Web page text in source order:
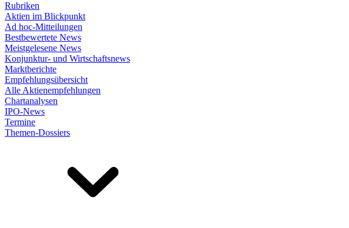
Rubriken
Aktien im Blickpunkt
Ad hoc-Mitteilungen
Bestbewertete News
Meistgelesene News
Konjunktur- und Wirtschaftsnews
Marktberichte
Empfehlungsübersicht
Alle Aktienempfehlungen
Chartanalysen
IPO-News
Termine
Themen-Dossiers